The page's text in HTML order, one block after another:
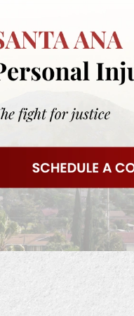
me ayudó a recuperar
debido a mi
La compañía de